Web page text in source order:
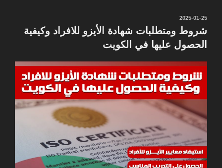
نُشر
في
2025-01-25
شروط ومتطلبات شهادة الأيزو للافراد وكيفية
الحصول عليها في الكويت